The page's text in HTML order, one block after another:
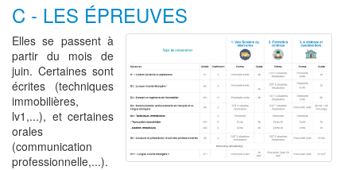
C - LES ÉPREUVES
Elles se passent à
partir du mois de
juin. Certaines sont
écrites (techniques
immobilières,
lv1,...), et certaines
orales
(communication
professionnelle,...).